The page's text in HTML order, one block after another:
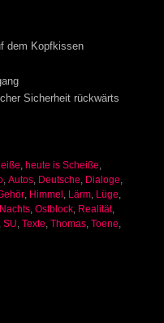
dem Kopfkissen
Sicherheit rückwärts
,heute is Scheiße,
,Autos, Deutsche, Dialoge,
, Himmel, Lärm, Lüge,
Nachts,Ostblock, Realität,
,SU,Texte,Thomas,Toene,